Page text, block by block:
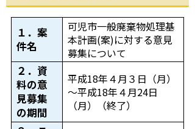
１．案
件名
可児市一般廃棄物処理基
本計画(案)に対する意見
募集について
２．資
料の意
見募集
の期間
平成18年４月３日（月）
～平成18年４月24日
（月）（終了）